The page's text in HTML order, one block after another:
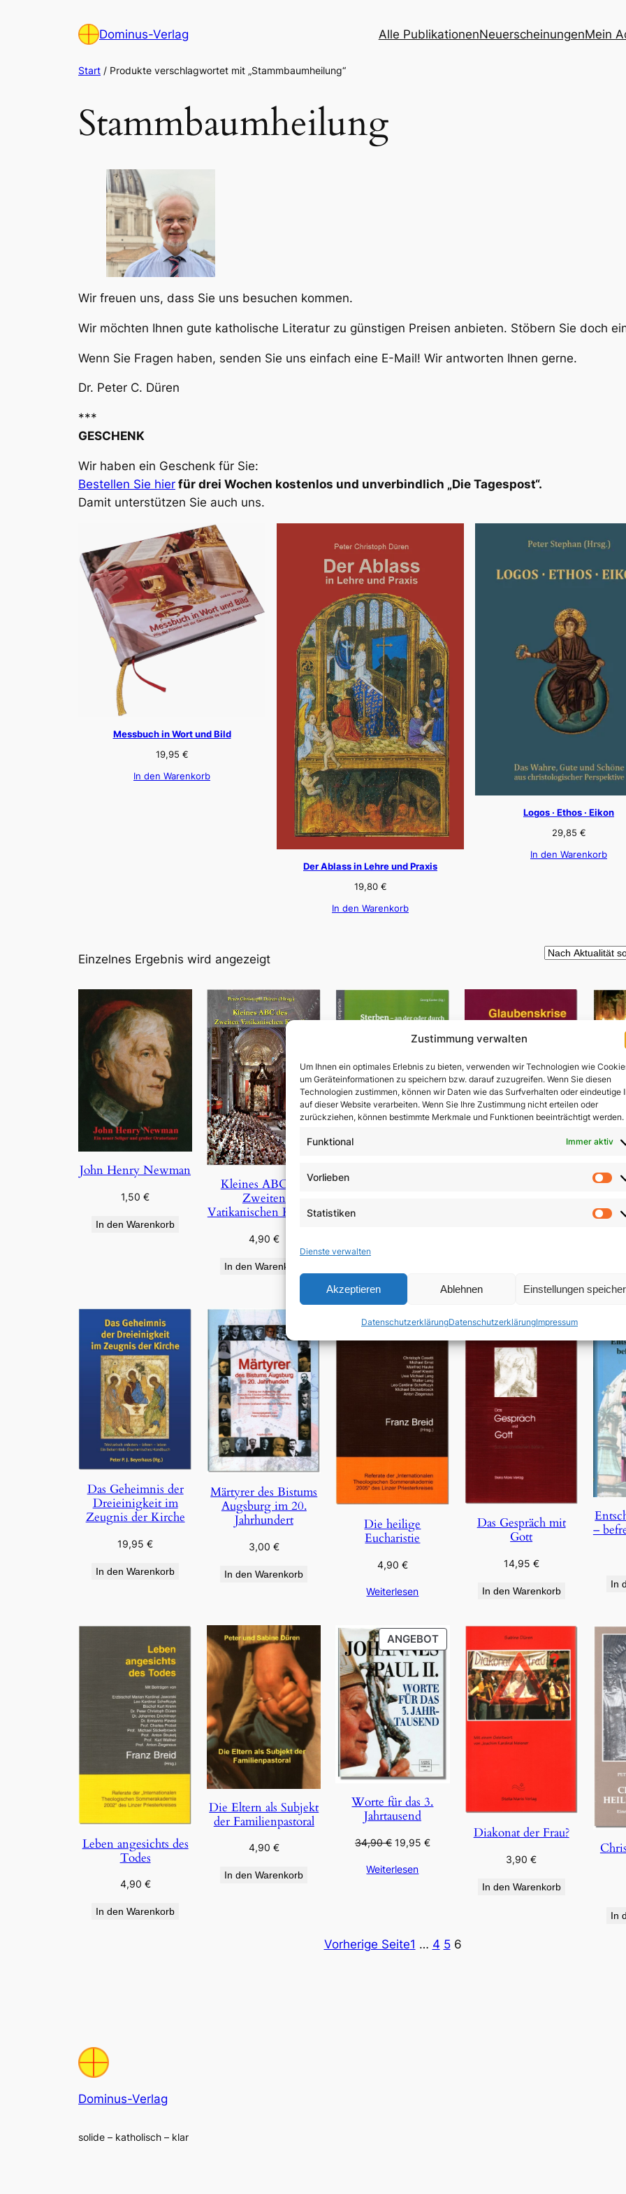
Zustimmung verwalten
Um Ihnen ein optimales Erlebnis zu bieten, verwenden wir Technologien wie
um Geräteinformationen zu speichern bzw. darauf zuzugreifen. Wenn Sie diesen
Technologien zustimmen, können wir Daten wie das Surfverhalten oder eindeutige
auf dieser Website verarbeiten. Wenn Sie Ihre Zustimmung nicht erteilen oder
zurückziehen, können bestimmte Merkmale und Funktionen beeinträchtigt werden.
Funktional Immer aktiv
Vorlieben
Statistiken
Dienste verwalten
Akzeptieren Ablehnen Einstellungen
DatenschutzerklärungDatenschutzerklärungImpressum
Dominus-Verlag Alle PublikationenNeuerscheinungenMein
Start / Produkte verschlagwortet mit „Stammbaumheilung“
Stammbaumheilung
Wir freuen uns, dass Sie uns besuchen kommen.
Wir möchten Ihnen gute katholische Literatur zu günstigen Preisen anbieten. Stöbern Sie doch
Wenn Sie Fragen haben, senden Sie uns einfach eine E-Mail! Wir antworten Ihnen gerne.
Dr. Peter C. Düren
***
GESCHENK
Wir haben ein Geschenk für Sie:
Bestellen Sie hier für drei Wochen kostenlos und unverbindlich „Die Tagespost“.
Damit unterstützen Sie auch uns.
Messbuch in Wort und Bild
19,95 €
In den Warenkorb
Der Ablass in Lehre und Praxis
19,80 €
In den Warenkorb
Logos · Ethos · Eikon
29,85 €
In den Warenkorb
Einzelnes Ergebnis wird angezeigt
John Henry Newman
1,50€
In den Warenkorb
Kleines ABC des
Zweiten
Vatikanischen Konzils
4,90 €
In den Warenkorb
durch die Hand des
In den Warenkorb
In
Das Geheimnis der
Dreieinigkeit im
Zeugnis der Kirche
19,95€
In den Warenkorb
Märtyrer des Bistums
Augsburg im 20.
Jahrhundert
3,00 €
In den Warenkorb
Die heilige
Eucharistie
4,90 €
Weiterlesen
Das Gespräch mit
Gott
14,95 €
In den Warenkorb
–
In
Leben angesichts des
Todes
4,90 €
In den Warenkorb
Die Eltern als Subjekt
der Familienpastoral
4,90 €
In den Warenkorb
ANGEBOTPRODUKT
IM
ANGEBOT
Worte für das 3.
Jahrtausend
34,90€ Ursprünglicher
war:
19,95 €Aktueller
Weiterlesen
Diakonat der Frau?
3,90€
In den Warenkorb
In
Vorherige Seite1 … 4 5 6
Dominus-Verlag
solide – katholisch – klar